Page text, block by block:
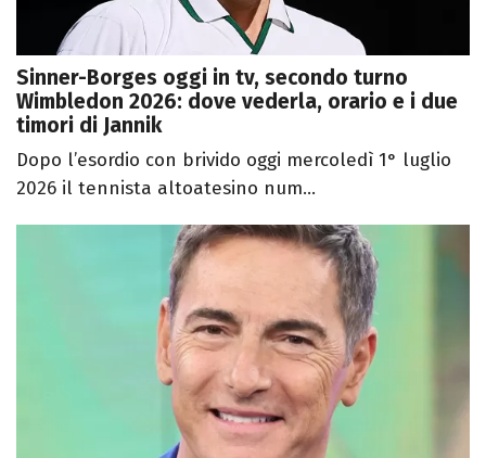
Sinner-Borges oggi in tv, secondo turno
Wimbledon 2026: dove vederla, orario e i due
timori di Jannik
Dopo l’esordio con brivido oggi mercoledì 1° luglio
2026 il tennista altoatesino num...